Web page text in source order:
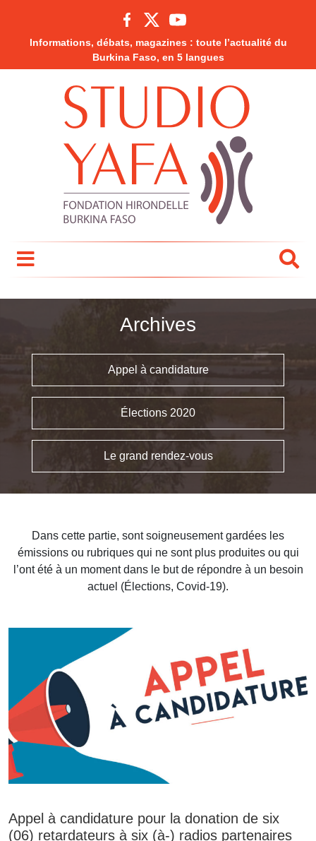
Informations, débats, magazines : toute l’actualité du
Burkina Faso, en 5 langues
Archives
Appel à candidature
Élections 2020
Le grand rendez-vous
Dans cette partie, sont soigneusement gardées les
émissions ou rubriques qui ne sont plus produites ou qui
l’ont été à un moment dans le but de répondre à un besoin
actuel (Élections, Covid-19).
Appel à candidature pour la donation de six
(06) retardateurs à six (à-) radios partenaires